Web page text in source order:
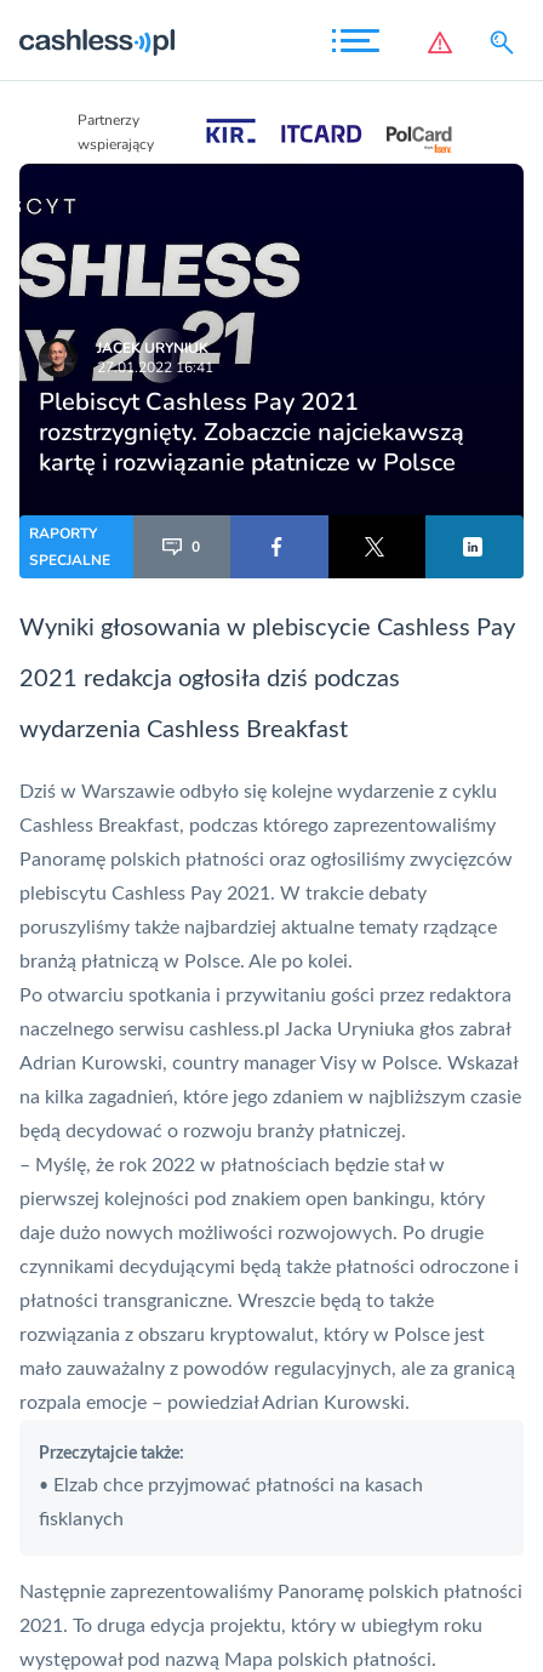
Partnerzy
wspierający
JACEK URYNIUK
27.01.2022 16:41
Plebiscyt Cashless Pay 2021
rozstrzygnięty. Zobaczcie najciekawszą
kartę i rozwiązanie płatnicze w Polsce
RAPORTY
SPECJALNE
0
Wyniki głosowania w plebiscycie Cashless Pay
2021 redakcja ogłosiła dziś podczas
wydarzenia Cashless Breakfast
Dziś w Warszawie odbyło się kolejne wydarzenie z cyklu
Cashless Breakfast, podczas którego zaprezentowaliśmy
Panoramę polskich płatności oraz ogłosiliśmy zwycięzców
plebiscytu Cashless Pay 2021. W trakcie debaty
poruszyliśmy także najbardziej aktualne tematy rządzące
branżą płatniczą w Polsce. Ale po kolei.
Po otwarciu spotkania i przywitaniu gości przez redaktora
naczelnego serwisu cashless.pl Jacka Uryniuka głos zabrał
Adrian Kurowski, country manager Visy w Polsce. Wskazał
na kilka zagadnień, które jego zdaniem w najbliższym czasie
będą decydować o rozwoju branży płatniczej.
– Myślę, że rok 2022 w płatnościach będzie stał w
pierwszej kolejności pod znakiem open bankingu, który
daje dużo nowych możliwości rozwojowych. Po drugie
czynnikami decydującymi będą także płatności odroczone i
płatności transgraniczne. Wreszcie będą to także
rozwiązania z obszaru kryptowalut, który w Polsce jest
mało zauważalny z powodów regulacyjnych, ale za granicą
rozpala emocje – powiedział Adrian Kurowski.
Przeczytajcie także:
• Elzab chce przyjmować płatności na kasach
fisklanych
Następnie zaprezentowaliśmy Panoramę polskich płatności
2021. To druga edycja projektu, który w ubiegłym roku
występował pod nazwą Mapa polskich płatności.